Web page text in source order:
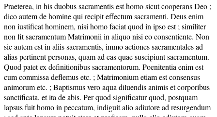
Praeterea, in his duobus sacramentis est homo sicut cooperans Deo ;
dico autem de homine qui recipit effectum sacramenti. Deus enim
non iustificat hominem, nisi homo faciat quod in ipso est ; similiter
non fit sacramentum Matrimonii in aliquo nisi eo consentiente. Non
sic autem est in aliis sacramentis, immo actiones sacramentales ad
alias pertinent personas, quam ad eas quae suscipiunt sacramentum.
Quod patet ex definitionibus sacramentorum. Poenitentia enim est
cum commissa deflemus etc. ; Matrimonium etiam est consensus
animorum etc. ; Baptismus vero aqua diluendis animis et corporibus
sanctificata, et ita de abis. Per quod significatur quod, postquam
lapsus fuit homo in peccatum, indiguit alio adiutore ad resurgendum